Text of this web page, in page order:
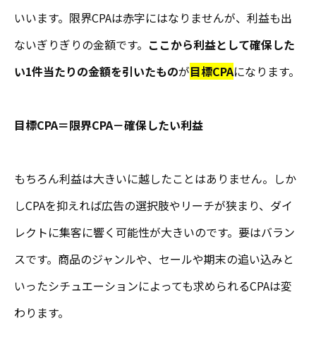
いいます。限界CPAは赤字にはなりませんが、利益も出
ないぎりぎりの金額です。 ここから利益として確保した
い1件当たりの金額を引いたものが目標CPAになります。
目標CPA＝限界CPA－確保したい利益
もちろん利益は大きいに越したことはありません。しか
しCPAを抑えれば広告の選択肢やリーチが狭まり、ダイ
レクトに集客に響く可能性が大きいのです。要はバラン
スです。商品のジャンルや、セールや期末の追い込みと
いったシチュエーションによっても求められるCPAは変
わります。